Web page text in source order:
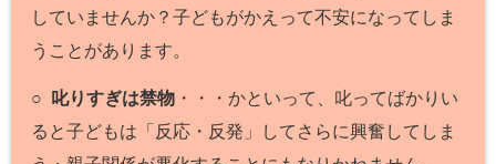
していませんか？子どもがかえって不安になってしま
うことがあります。
○ 叱りすぎは禁物 ・・・かといって、叱ってばかりい
ると子どもは「反応・反発」してさらに興奮してしま